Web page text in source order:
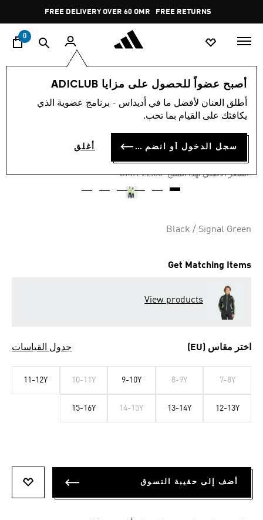
Pause
promotion
rotation
FREE DELIVERY OVER 60 OMR FREE RETURNS
0
أصبح عضواً للحصول على مزايا ADICLUB
أطلق العنان لأفضل ما في أديداس - برنامج عضوية الذي
يكافئك على القيام بما تحب.
سجل الدخول أو انضم الآن أغلق
الأطفال الملابس
-25%
بنطال رياضي TEAMGEIST
OMR 16.50
:السعر الأصلي لهذا المنتج Price reduced from
OMR 22.00
to
Black / Signal Green
Get Matching Items
View products
اختر مقاس (EU) جدول القياسات
7-8Y
8-9Y
9-10Y
10-11Y
11-12Y
12-13Y
13-14Y
14-15Y
15-16Y
أضف إلى حقيبة التسوق